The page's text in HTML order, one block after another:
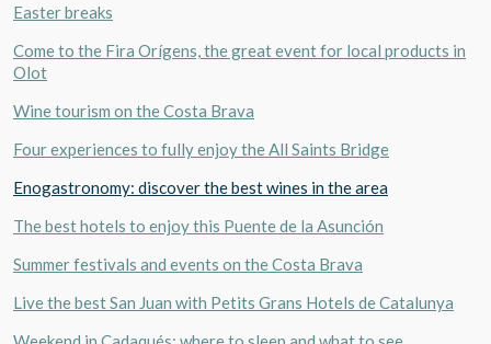
Easter breaks
Come to the Fira Orígens, the great event for local products in
Olot
Wine tourism on the Costa Brava
Four experiences to fully enjoy the All Saints Bridge
Enogastronomy: discover the best wines in the area
The best hotels to enjoy this Puente de la Asunción
Summer festivals and events on the Costa Brava
Live the best San Juan with Petits Grans Hotels de Catalunya